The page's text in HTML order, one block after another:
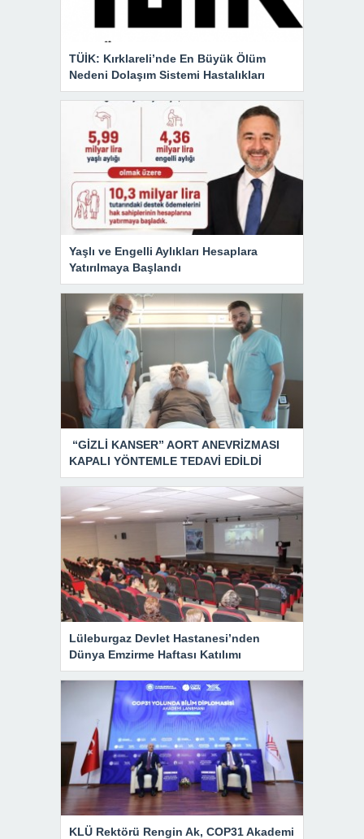
TÜİK: Kırklareli’nde En Büyük Ölüm
Nedeni Dolaşım Sistemi Hastalıkları
Yaşlı ve Engelli Aylıkları Hesaplara
Yatırılmaya Başlandı
“GİZLİ KANSER” AORT ANEVRİZMASI
KAPALI YÖNTEMLE TEDAVİ EDİLDİ
Lüleburgaz Devlet Hastanesi’nden
Dünya Emzirme Haftası Katılımı
KLÜ Rektörü Rengin Ak, COP31 Akademi